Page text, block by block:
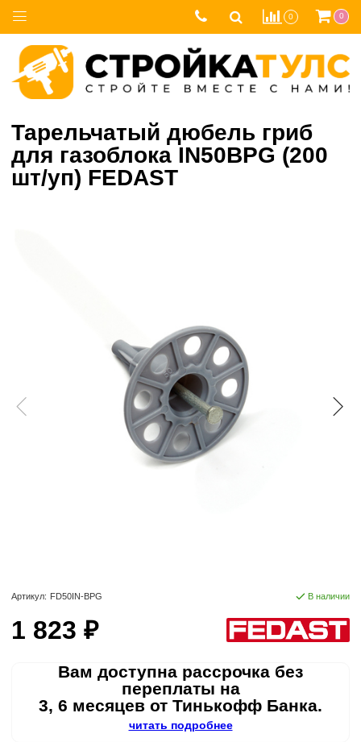
0 0
Тарельчатый дюбель гриб
для газоблока IN50BPG (200
шт/уп) FEDAST
Артикул: FD50IN-BPG В наличии
1 823 ₽
Вам доступна рассрочка без
переплаты на
3, 6 месяцев от Тинькофф Банка.
читать подробнее